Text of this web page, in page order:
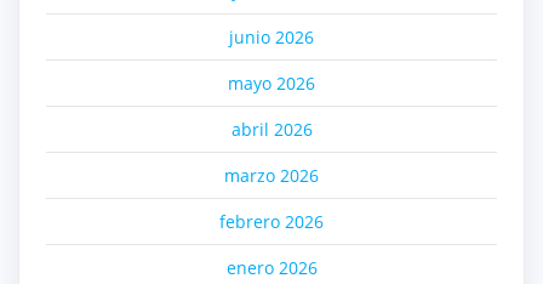
junio 2026
mayo 2026
abril 2026
marzo 2026
febrero 2026
enero 2026